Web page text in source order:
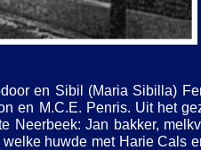
en Sibil (Maria Sibilla)
en M.C.E. Penris. Uit het
Neerbeek: Jan bakker,
huwde met Harie